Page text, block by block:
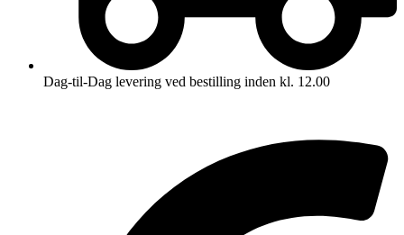
Dag-til-Dag levering ved bestilling inden kl. 12.00